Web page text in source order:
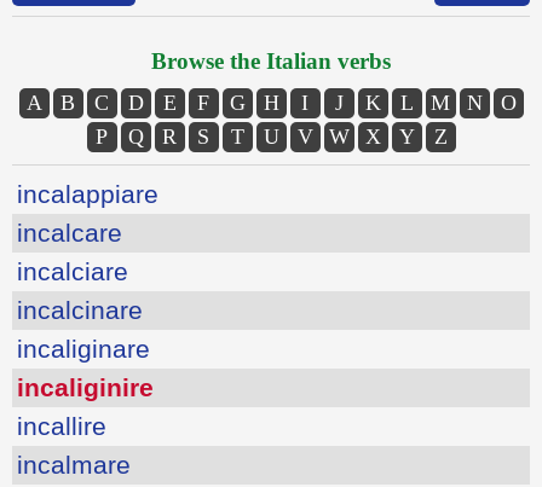
Browse the Italian verbs
A B C D E F G H I J K L M N
O
P
Q R S T U V W X Y Z
incalappiare
incalcare
incalciare
incalcinare
incaliginare
incaliginire
incallire
incalmare